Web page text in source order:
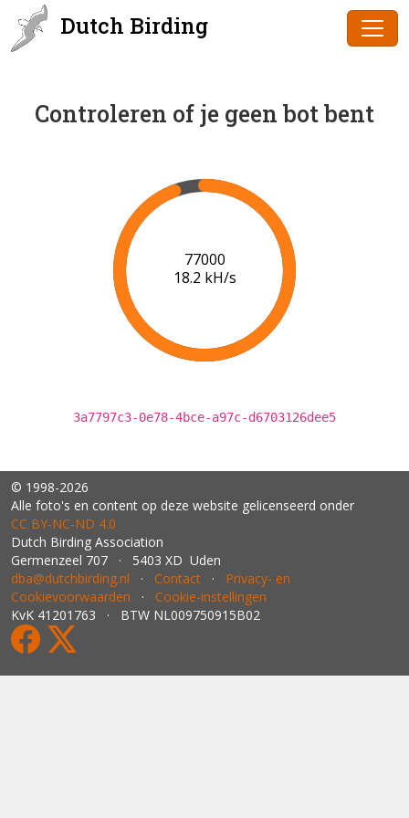
Dutch Birding
Controleren of je geen bot bent
79000
18.4 kH/s
3a7797c3-0e78-4bce-a97c-d6703126dee5
© 1998-2026
Alle foto's en content op deze website gelicenseerd onder
CC BY‑NC‑ND 4.0
Dutch Birding Association
Germenzeel 707 · 5403 XD Uden
dba@dutchbirding.nl · Contact · Privacy- en
Cookievoorwaarden · Cookie-instellingen
KvK 41201763 · BTW NL009750915B02